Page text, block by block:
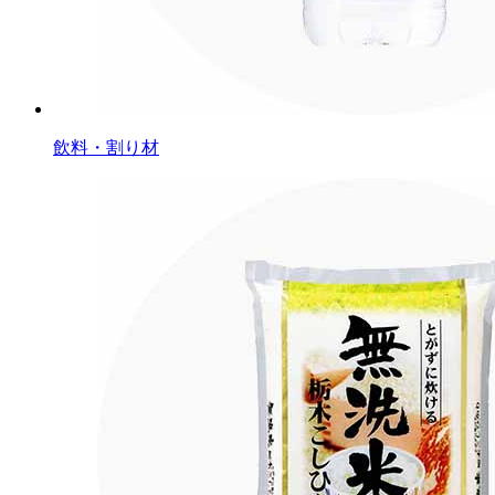
飲料・割り材